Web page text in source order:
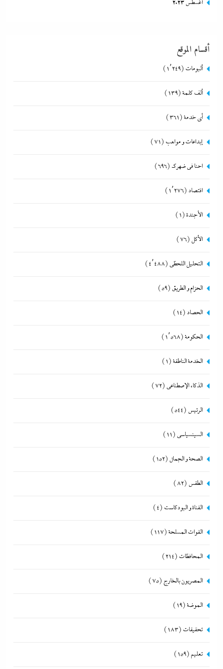
أغسطس 2023
أقسام الموقع
ألبومات (1٬249)
ألف كلمة(139)
أي خدمة(361)
إبداعات و مواهب (71)
احنا في ضهرك (696)
اقتصاد (1٬276)
الأجندة(1)
الأكل (76)
التحليل اللحظي (4٬488)
الحزام و الطريق (59)
الحصاد (14)
الحكومة(1٬568)
الخدمة الناطقة(1)
الذكاء الإصطناعي (72)
الرئيس (544)
السينسياسي (11)
الصحة و الجمال (152)
الطقس (82)
القناة و البودكاست (4)
القوات المسلحة(117)
المحافظات (214)
المصريون بالخارج (75)
الموضة(19)
تحقيقات (183)
تعليم (159)